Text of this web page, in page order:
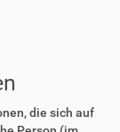
die sich auf